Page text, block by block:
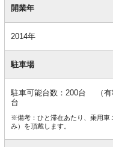
開業年
2014年
駐車場
駐車可能台数：200台 （有
台
※備考：ひと滞在あたり、乗用車
み）を頂戴します。